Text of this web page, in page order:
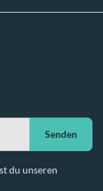
Senden
du unseren